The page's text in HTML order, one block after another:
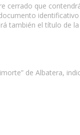
cerrado que
también el título de
de Albatera,